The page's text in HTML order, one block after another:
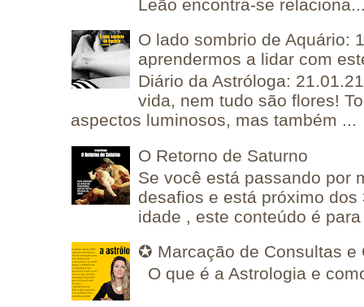
Leão encontra-se
O lado sombrio de Aquário:
aprendermos a lidar com
Diário da Astróloga:
vida, nem tudo são flores!
aspectos luminosos, mas também ...
O Retorno de Saturno
Se você está passando por
desafios e está próximo
idade , este conteúdo é
✪ Marcação de Consultas e
O que é a Astrologia e